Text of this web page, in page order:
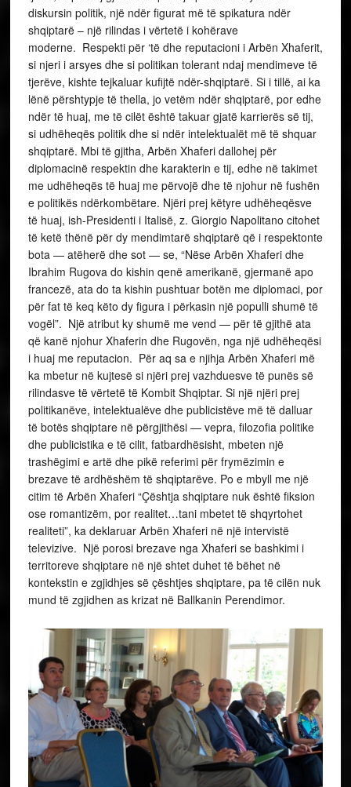
diskursin politik, një ndër figurat më të spikatura ndër
shqiptarë – një rilindas i vërtetë i kohërave
moderne. Respekti për ‘të dhe reputacioni i Arbën Xhaferit,
si njeri i arsyes dhe si politikan tolerant ndaj mendimeve të
tjerëve, kishte tejkaluar kufijtë ndër-shqiptarë. Si i tillë, ai ka
lënë përshtypje të thella, jo vetëm ndër shqiptarë, por edhe
ndër të huaj, me të cilët është takuar gjatë karrierës së tij,
si udhëheqës politik dhe si ndër intelektualët më të shquar
shqiptarë. Mbi të gjitha, Arbën Xhaferi dallohej për
diplomacinë respektin dhe karakterin e tij, edhe në takimet
me udhëheqës të huaj me përvojë dhe të njohur në fushën
e politikës ndërkombëtare. Njëri prej këtyre udhëheqësve
të huaj, ish-Presidenti i Italisë, z. Giorgio Napolitano citohet
të ketë thënë për dy mendimtarë shqiptarë që i respektonte
bota — atëherë dhe sot — se, “Nëse Arbën Xhaferi dhe
Ibrahim Rugova do kishin qenë amerikanë, gjermanë apo
francezë, ata do ta kishin pushtuar botën me diplomaci, por
për fat të keq këto dy figura i përkasin një populli shumë të
vogël”. Një atribut ky shumë me vend — për të gjithë ata
që kanë njohur Xhaferin dhe Rugovën, nga një udhëheqësi
i huaj me reputacion. Për aq sa e njihja Arbën Xhaferi më
ka mbetur në kujtesë si njëri prej vazhduesve të punës së
rilindasve të vërtetë të Kombit Shqiptar. Si një njëri prej
politikanëve, intelektualëve dhe publicistëve më të dalluar
të botës shqiptare në përgjithësi — vepra, filozofia politike
dhe publicistika e të cilit, fatbardhësisht, mbeten një
trashëgimi e artë dhe pikë referimi për frymëzimin e
brezave të ardhëshëm të shqiptarëve. Po e mbyll me një
citim të Arbën Xhaferi “Çështja shqiptare nuk është fiksion
ose romantizëm, por realitet…tani mbetet të shqyrtohet
realiteti”, ka deklaruar Arbën Xhaferi në një intervistë
televizive. Një porosi brezave nga Xhaferi se bashkimi i
territoreve shqiptare në një shtet duhet të bëhet në
kontekstin e zgjidhjes së çështjes shqiptare, pa të cilën nuk
mund të zgjidhen as krizat në Ballkanin Perendimor.